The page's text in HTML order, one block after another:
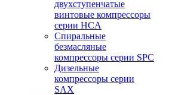
двухступенчатые
винтовые компрессоры
серии HCA
Спиральные
безмасляные
компрессоры серии SPC
Дизельные
компрессоры серии
SAX